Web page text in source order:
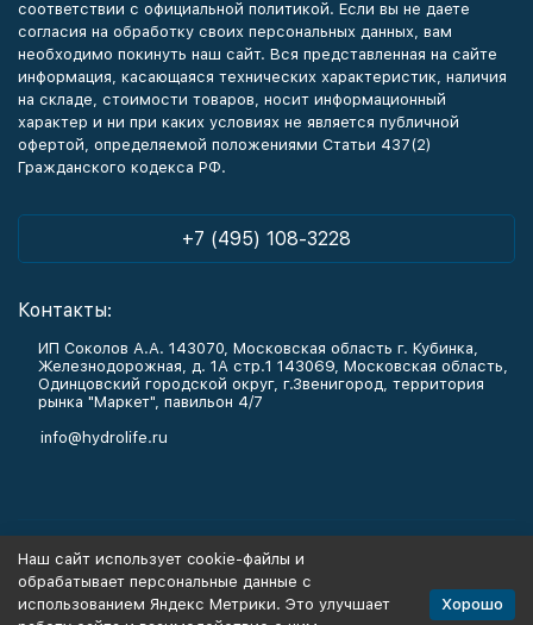
соответствии с официальной политикой. Если вы не даете
согласия на обработку своих персональных данных, вам
необходимо покинуть наш сайт. Вся представленная на сайте
информация, касающаяся технических характеристик, наличия
на складе, стоимости товаров, носит информационный
характер и ни при каких условиях не является публичной
офертой, определяемой положениями Статьи 437(2)
Гражданского кодекса РФ.
+7 (495) 108-3228
Контакты:
ИП Соколов А.А. 143070, Московская область г. Кубинка,
Железнодорожная, д. 1А стр.1 143069, Московская область,
Одинцовский городской округ, г.Звенигород, территория
рынка "Маркет", павильон 4/7
info@hydrolife.ru
Информация
Наш сайт использует cookie-файлы и
обрабатывает персональные данные с
использованием Яндекс Метрики. Это улучшает
Хорошо